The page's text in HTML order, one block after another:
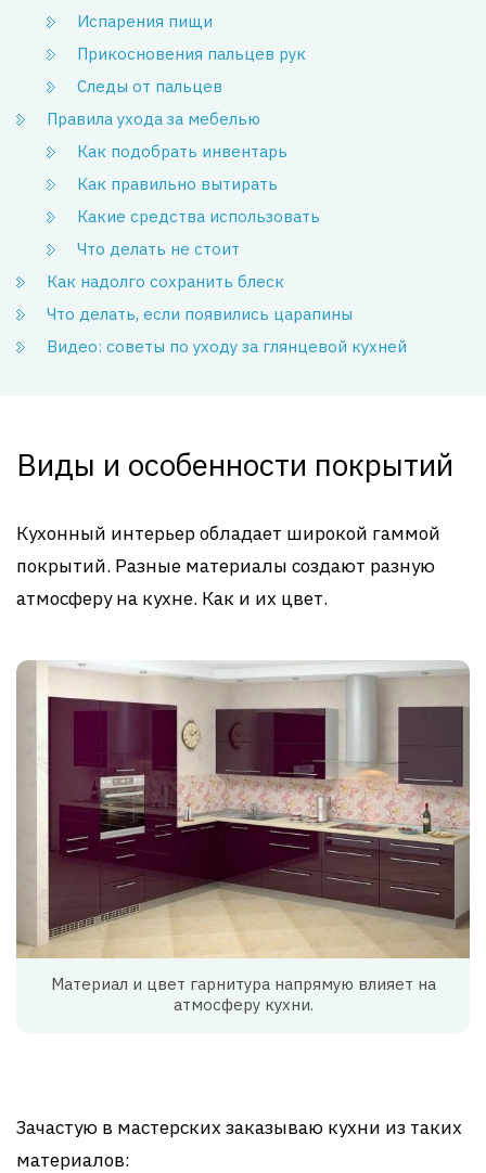
Испарения пищи
Прикосновения пальцев рук
Следы от пальцев
Правила ухода за мебелью
Как подобрать инвентарь
Как правильно вытирать
Какие средства использовать
Что делать не стоит
Как надолго сохранить блеск
Что делать, если появились царапины
Видео: советы по уходу за глянцевой кухней
Виды и особенности покрытий
Кухонный интерьер обладает широкой гаммой
покрытий. Разные материалы создают разную
атмосферу на кухне. Как и их цвет.
Материал и цвет гарнитура напрямую влияет на
атмосферу кухни.
Зачастую в мастерских заказываю кухни из таких
материалов: